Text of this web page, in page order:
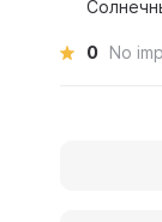
0 No